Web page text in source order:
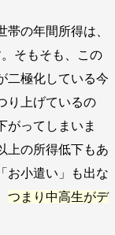
の年間所得は、
そもそも、この
二極化している今
り上げているの
がってしまいま
上の所得低下もあ
お小遣い」も出な
つまり中高生がデ